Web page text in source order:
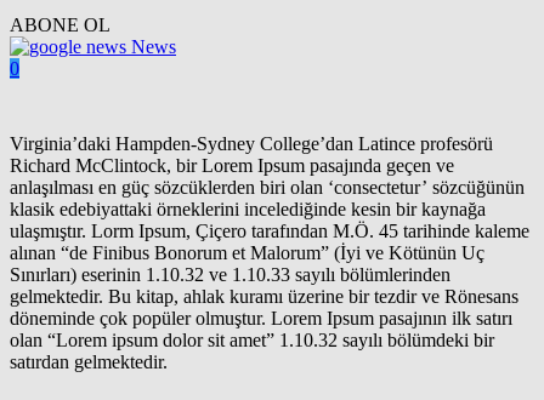
ABONE OL
News
0
Virginia’daki Hampden-Sydney College’dan Latince profesörü
Richard McClintock, bir Lorem Ipsum pasajında geçen ve
anlaşılması en güç sözcüklerden biri olan ‘consectetur’ sözcüğünün
klasik edebiyattaki örneklerini incelediğinde kesin bir kaynağa
ulaşmıştır. Lorm Ipsum, Çiçero tarafından M.Ö. 45 tarihinde kaleme
alınan “de Finibus Bonorum et Malorum” (İyi ve Kötünün Uç
Sınırları) eserinin 1.10.32 ve 1.10.33 sayılı bölümlerinden
gelmektedir. Bu kitap, ahlak kuramı üzerine bir tezdir ve Rönesans
döneminde çok popüler olmuştur. Lorem Ipsum pasajının ilk satırı
olan “Lorem ipsum dolor sit amet” 1.10.32 sayılı bölümdeki bir
satırdan gelmektedir.